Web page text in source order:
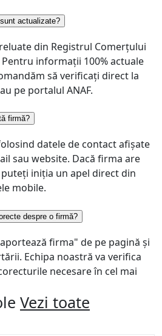
actualizate?
din Registrul Comerțului
informații 100% actuale
să verificați direct la
pe portalul ANAF.
firmă?
datele de contact afișate
sau website. Dacă firma are
iniția un apel direct din
mobile.
despre o firmă?
firma" de pe pagină și
Echipa noastră va verifica
necesare în cel mai
Vezi toate